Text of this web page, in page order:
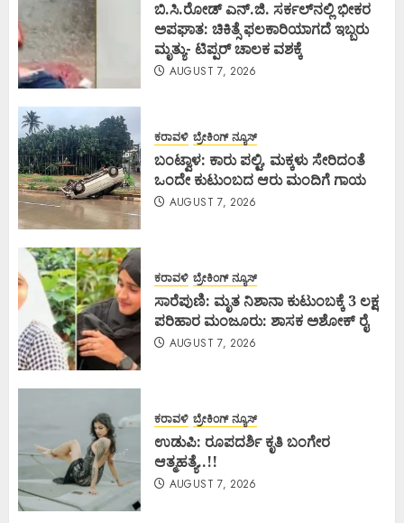
ಬಿ.ಸಿ.ರೋಡ್ ಎನ್.ಜಿ. ಸರ್ಕಲ್‌ನಲ್ಲಿ ಭೀಕರ
ಅಪಘಾತ: ಚಿಕಿತ್ಸೆ ಫಲಕಾರಿಯಾಗದೆ ಇಬ್ಬರು
ಮೃತ್ಯು- ಟಿಪ್ಪರ್ ಚಾಲಕ ವಶಕ್ಕೆ
AUGUST 7, 2026
ಕರಾವಳಿ ಬ್ರೇಕಿಂಗ್ ನ್ಯೂಸ್
ಬಂಟ್ವಾಳ: ಕಾರು ಪಲ್ಟಿ, ಮಕ್ಕಳು ಸೇರಿದಂತೆ
ಒಂದೇ ಕುಟುಂಬದ ಆರು ಮಂದಿಗೆ ಗಾಯ
AUGUST 7, 2026
ಕರಾವಳಿ ಬ್ರೇಕಿಂಗ್ ನ್ಯೂಸ್
ಸಾರೆಪುಣಿ: ಮೃತ ನಿಶಾನಾ ಕುಟುಂಬಕ್ಕೆ 3 ಲಕ್ಷ
ಪರಿಹಾರ ಮಂಜೂರು: ಶಾಸಕ ಅಶೋಕ್ ರೈ
AUGUST 7, 2026
ಕರಾವಳಿ ಬ್ರೇಕಿಂಗ್ ನ್ಯೂಸ್
ಉಡುಪಿ: ರೂಪದರ್ಶಿ ಕೃತಿ ಬಂಗೇರ
ಆತ್ಮಹತ್ಯೆ..!!
AUGUST 7, 2026